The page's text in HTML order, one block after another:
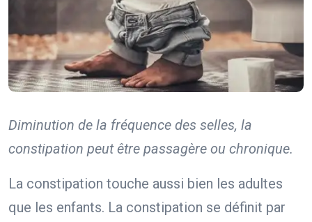
Diminution de la fréquence des selles, la
constipation peut être passagère ou chronique.
La constipation touche aussi bien les adultes
que les enfants. La constipation se définit par